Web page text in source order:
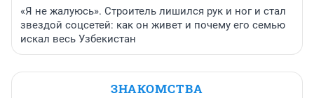
«Я не жалуюсь». Строитель лишился рук и ног и стал
звездой соцсетей: как он живет и почему его семью
искал весь Узбекистан
ЗНАКОМСТВА